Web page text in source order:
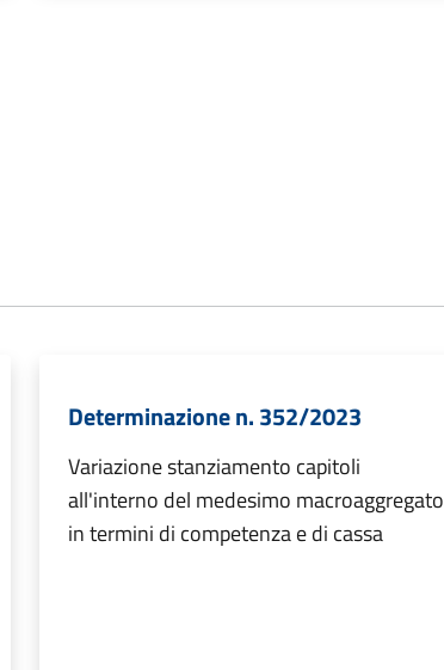
Determinazione n. 352/2023
Variazione stanziamento capitoli
all'interno del medesimo macroaggregato
in termini di competenza e di cassa